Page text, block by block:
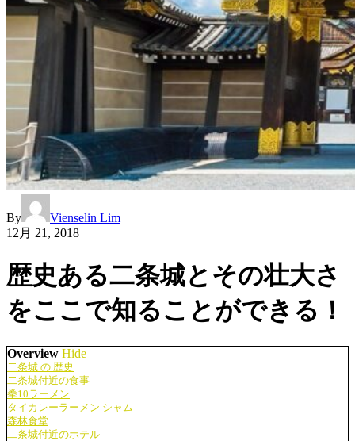
By
Vienselin Lim
12月 21, 2018
歴史ある二条城とその壮大さ
をここで知ることができる！
Overview Hide
二条城 の 歴史
二条城付近の食事
拳10ラーメン
タイカレーラーメン シャム
森林食堂
二条城付近のホテル